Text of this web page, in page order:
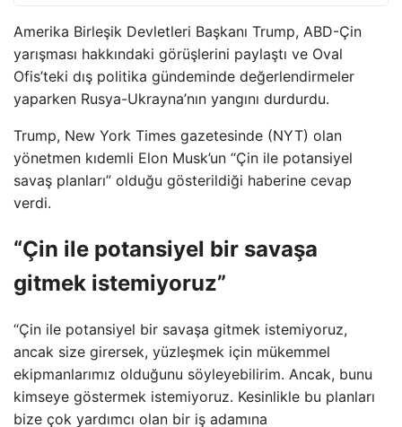
Amerika Birleşik Devletleri Başkanı Trump, ABD-Çin
yarışması hakkındaki görüşlerini paylaştı ve Oval
Ofis’teki dış politika gündeminde değerlendirmeler
yaparken Rusya-Ukrayna’nın yangını durdurdu.
Trump, New York Times gazetesinde (NYT) olan
yönetmen kıdemli Elon Musk’un “Çin ile potansiyel
savaş planları” olduğu gösterildiği haberine cevap
verdi.
“Çin ile potansiyel bir savaşa
gitmek istemiyoruz”
“Çin ile potansiyel bir savaşa gitmek istemiyoruz,
ancak size girersek, yüzleşmek için mükemmel
ekipmanlarımız olduğunu söyleyebilirim. Ancak, bunu
kimseye göstermek istemiyoruz. Kesinlikle bu planları
bize çok yardımcı olan bir iş adamına